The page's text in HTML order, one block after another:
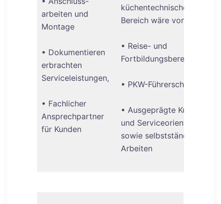
arbeiten und
Montage
• Dokumentieren
erbrachten
Serviceleistungen,
• Fachlicher
Ansprechpartner
für Kunden
küchentechnischen
Bereich wäre von Vorteil
• Reise- und
Fortbildungsbereitschaft
• PKW-Führerschein
• Ausgeprägte Kunden-
und Serviceorientierung
sowie selbstständiges
Arbeiten